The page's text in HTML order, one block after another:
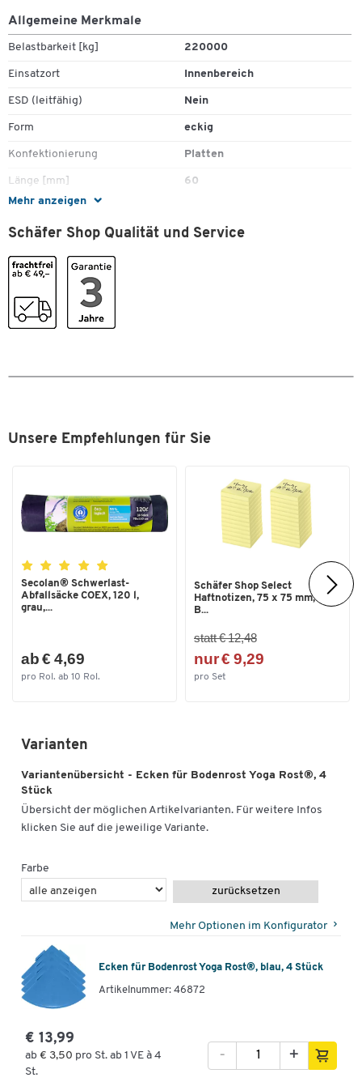
Mehr anzeigen
Allgemeine Merkmale
Belastbarkeit [kg] 220000
Einsatzort Innenbereich
ESD (leitfähig) Nein
Form eckig
Konfektionierung Platten
Länge [mm] 60
Material
Materialstärke [g/m²] 3000
Norm
Resistenzeigenschaft
bis [°C]
Zuschneidbar
Farbe
Maße
55
Schäfer Shop Qualität und Service
Unsere Empfehlungen für Sie
Secolan® Schwerlast-
Abfallsäcke COEX, 120 l,
grau,...
ab € 4,69
pro Rol. ab 10 Rol.
Schäfer Shop Select
Haftnotizen, 75 x 75 mm, 100
B...
statt € 12,48
nur € 9,29
pro Set
Varianten
Variantenübersicht - Ecken für Bodenrost Yoga Rost®, 4
Stück
Übersicht der möglichen Artikelvarianten. Für weitere Infos
klicken Sie auf die jeweilige Variante.
Farbe
zurücksetzen
Mehr Optionen im Konfigurator
Ecken für Bodenrost Yoga Rost®, blau, 4 Stück
Artikelnummer: 46872
€ 13,99
ab € 3,50 pro St. ab 1 VE à 4
St.
+
-